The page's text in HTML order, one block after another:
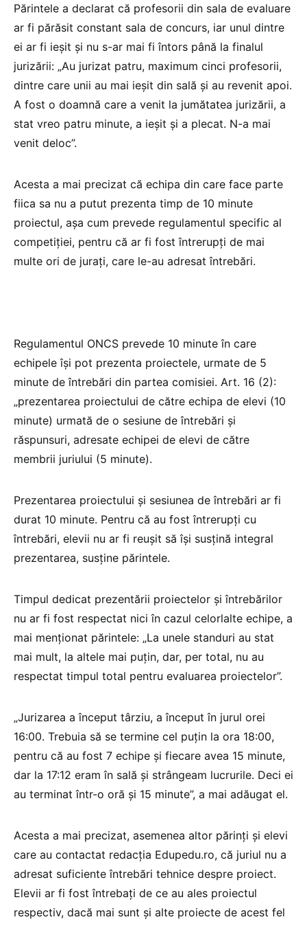
Părintele a declarat că profesorii din sala de evaluare
ar fi părăsit constant sala de concurs, iar unul dintre
ei ar fi ieșit și nu s-ar mai fi întors până la finalul
jurizării: „Au jurizat patru, maximum cinci profesorii,
dintre care unii au mai ieșit din sală și au revenit apoi.
A fost o doamnă care a venit la jumătatea jurizării, a
stat vreo patru minute, a ieșit și a plecat. N-a mai
venit deloc”.
Acesta a mai precizat că echipa din care face parte
fiica sa nu a putut prezenta timp de 10 minute
proiectul, așa cum prevede regulamentul specific al
competiției, pentru că ar fi fost întrerupți de mai
multe ori de jurați, care le-au adresat întrebări.
Regulamentul ONCS prevede 10 minute în care
echipele își pot prezenta proiectele, urmate de 5
minute de întrebări din partea comisiei. Art. 16 (2):
„prezentarea proiectului de către echipa de elevi (10
minute) urmată de o sesiune de întrebări și
răspunsuri, adresate echipei de elevi de către
membrii juriului (5 minute).
Prezentarea proiectului și sesiunea de întrebări ar fi
durat 10 minute. Pentru că au fost întrerupți cu
întrebări, elevii nu ar fi reușit să își susțină integral
prezentarea, susține părintele.
Timpul dedicat prezentării proiectelor și întrebărilor
nu ar fi fost respectat nici în cazul celorlalte echipe, a
mai menționat părintele: „La unele standuri au stat
mai mult, la altele mai puțin, dar, per total, nu au
respectat timpul total pentru evaluarea proiectelor”.
„Jurizarea a început târziu, a început în jurul orei
16:00. Trebuia să se termine cel puțin la ora 18:00,
pentru că au fost 7 echipe și fiecare avea 15 minute,
dar la 17:12 eram în sală și strângeam lucrurile. Deci ei
au terminat într-o oră și 15 minute”, a mai adăugat el.
Acesta a mai precizat, asemenea altor părinți și elevi
care au contactat redacția Edupedu.ro, că juriul nu a
adresat suficiente întrebări tehnice despre proiect.
Elevii ar fi fost întrebați de ce au ales proiectul
respectiv, dacă mai sunt și alte proiecte de acest fel